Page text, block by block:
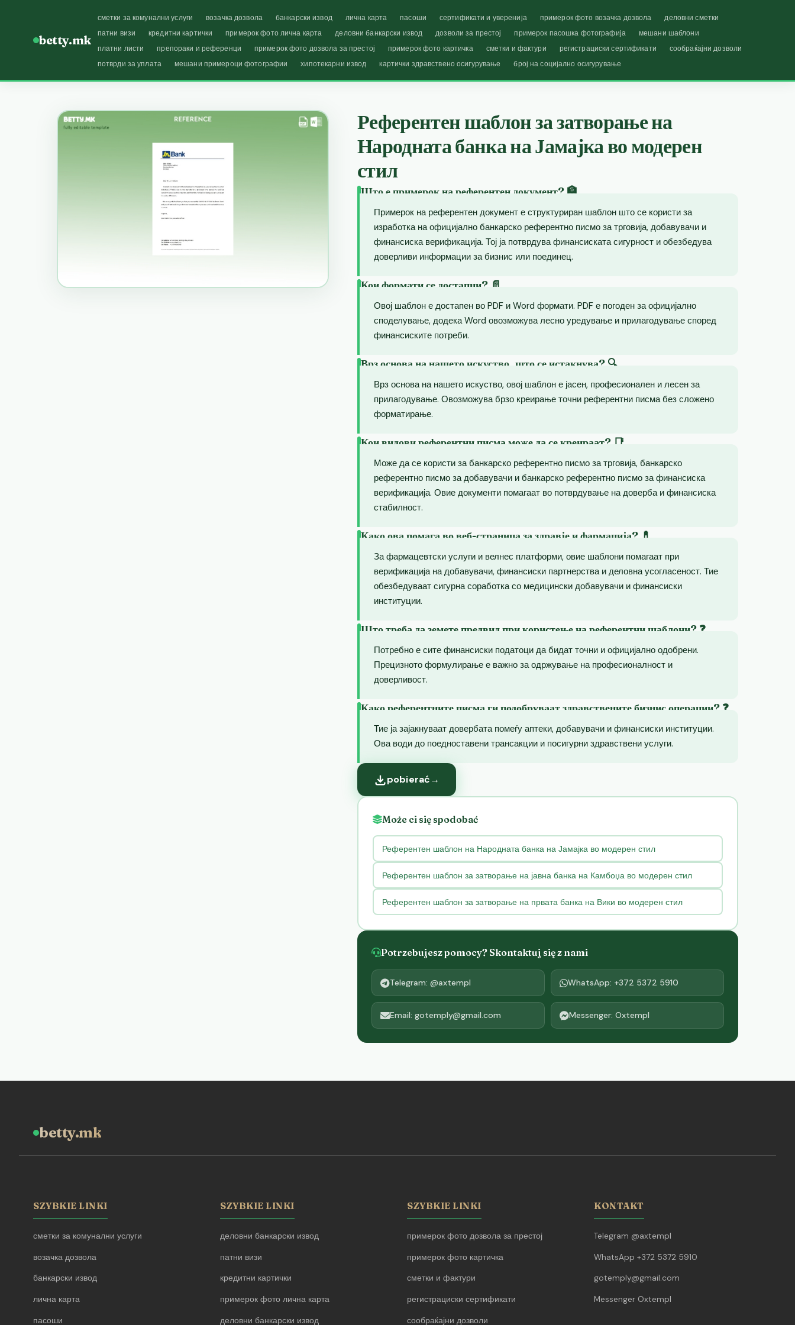
betty.mk
сметки за комунални услуги возачка дозвола банкарски извод лична карта пасоши сертификати и уверенија примерок фото возачка дозвола
деловни сметки
патни визи
кредитни картички примерок фото лична карта деловни банкарски извод дозволи за престој примерок пасошка фотографија
мешани шаблони
платни листи
препораки и референци примерок фото дозвола за престој примерок фото картичка сметки и фактури регистрациски сертификати
сообраќајни дозволи
потврди за уплата
мешани примероци фотографии хипотекарни извод картички здравствено осигурување број на социјално осигурување
Референтен шаблон за затворање на
Народната банка на Јамајка во модерен
стил
Што е примерок на референтен документ? 🏦
Примерок на референтен документ е структуриран шаблон што се користи за
изработка на официјално банкарско референтно писмо за трговија, добавувачи и
финансиска верификација. Тој ја потврдува финансиската сигурност и обезбедува
доверливи информации за бизнис или поединец.
Кои формати се достапни? 📄
Овој шаблон е достапен во PDF и Word формати. PDF е погоден за официјално
споделување, додека Word овозможува лесно уредување и прилагодување според
финансиските потреби.
Врз основа на нашето искуство, што се истакнува? 🔍
Врз основа на нашето искуство, овој шаблон е јасен, професионален и лесен за
прилагодување. Овозможува брзо креирање точни референтни писма без сложено
форматирање.
Кои видови референтни писма може да се креираат? 📑
Може да се користи за банкарско референтно писмо за трговија, банкарско
референтно писмо за добавувачи и банкарско референтно писмо за финансиска
верификација. Овие документи помагаат во потврдување на доверба и финансиска
стабилност.
Како ова помага во веб-страница за здравје и фармација? 💊
За фармацевтски услуги и велнес платформи, овие шаблони помагаат при
верификација на добавувачи, финансиски партнерства и деловна усогласеност. Тие
обезбедуваат сигурна соработка со медицински добавувачи и финансиски
институции.
Што треба да земете предвид при користење на референтни шаблони? ❓
Потребно е сите финансиски податоци да бидат точни и официјално одобрени.
Прецизното формулирање е важно за одржување на професионалност и
доверливост.
Како референтните писма ги подобруваат здравствените бизнис операции? ❓
Тие ја зајакнуваат довербата помеѓу аптеки, добавувачи и финансиски институции.
Ова води до поедноставени трансакции и посигурни здравствени услуги.
pobierać→
Może ci się spodobać
Референтен шаблон на Народната банка на Јамајка во модерен стил
Референтен шаблон за затворање на јавна банка на Камбоџа во модерен стил
Референтен шаблон за затворање на првата банка на Вики во модерен стил
Potrzebujesz pomocy? Skontaktuj się z nami
Telegram: @axtempl WhatsApp: +372 5372 5910
Email: gotemply@gmail.com Messenger: Oxtempl
betty.mk
SZYBKIE LINKI
сметки за комунални услуги
возачка дозвола
банкарски извод
лична карта
пасоши
SZYBKIE LINKI
деловни банкарски извод
патни визи
кредитни картички
примерок фото лична карта
деловни банкарски извод
SZYBKIE LINKI
примерок фото дозвола за престој
примерок фото картичка
сметки и фактури
регистрациски сертификати
сообраќајни дозволи
KONTAKT
Telegram @axtempl
WhatsApp +372 5372 5910
gotemply@gmail.com
Messenger Oxtempl